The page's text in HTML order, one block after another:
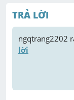
TRẢ LỜI
ngqtrang2202
lời